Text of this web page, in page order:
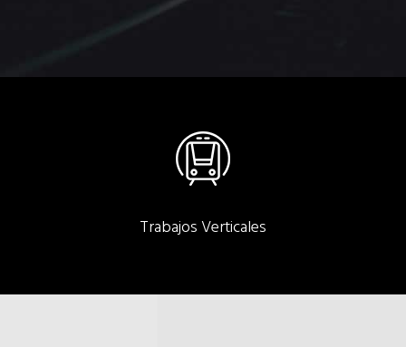
Trabajos Verticales